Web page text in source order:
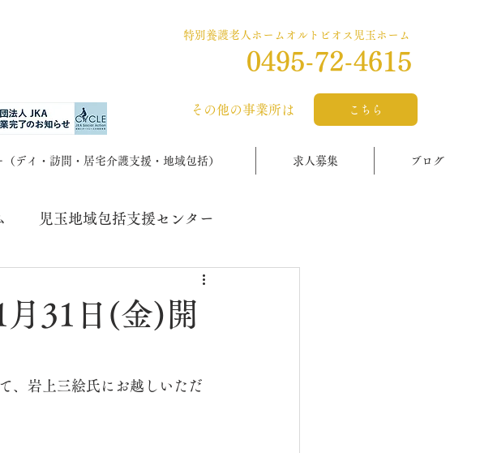
特別養護老人ホームオルトビオス児玉ホーム
0495-72-4615
​その他の事業所は こちら
デイ・訪問・居宅介護支援・地域包括） 求人募集 ブログ
児玉地域包括支援センター
月31日(金)開
、岩上三絵氏にお越しいただ